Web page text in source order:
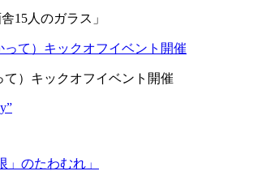
15人のガラス」
）キックオフイベント開催